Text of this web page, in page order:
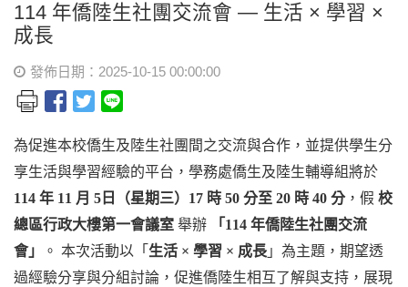
114 年僑陸生社團交流會 — 生活 × 學習 ×
成長
發佈日期：2025-10-15 00:00:00
為促進本校僑生及陸生社團間之交流與合作，並提供學生分
享生活與學習經驗的平台，學務處僑生及陸生輔導組將於
114 年 11 月 5日（星期三）17 時 50 分至 20 時 40 分，假 校
總區行政大樓第一會議室 舉辦
「114 年僑陸生社團交流
會」
。 本次活動以「 生活 × 學習 × 成長 」為主題，期望透
過經驗分享與分組討論，促進僑陸生相互了解與支持，展現